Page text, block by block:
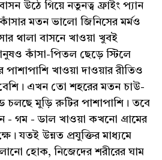
উঠে গিয়ে নতুনত্ব ফ্রাইং প্যান
মতন ভালো জিনিসের মর্মও
থালা বাসনে খাওয়া খুবই
কাঁসা-পিতল ছেড়ে স্টিলে
খাওয়া দাওয়ার রীতিও
এখন তো শহরের মতন চাউ-
চলছে মুড়ি রুটির পাশাপাশি। তবে
- গম - ডাল খাওয়া কখনো গ্ৰামের
যতই উন্নত প্রযুক্তির মাধ্যমে
হোক, নিজেদের শরীরের ঘাম